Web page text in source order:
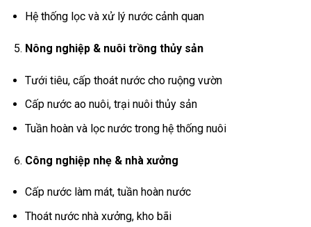
Hệ thống lọc và xử lý nước cảnh quan
Nông nghiệp & nuôi trồng thủy sản
Tưới tiêu, cấp thoát nước cho ruộng vườn
Cấp nước ao nuôi, trại nuôi thủy sản
Tuần hoàn và lọc nước trong hệ thống nuôi
Công nghiệp nhẹ & nhà xưởng
Cấp nước làm mát, tuần hoàn nước
Thoát nước nhà xưởng, kho bãi